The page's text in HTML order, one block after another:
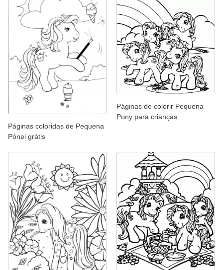
Páginas coloridas de Pequena
Pónei grátis
Páginas de colorir Pequena
Pony para crianças